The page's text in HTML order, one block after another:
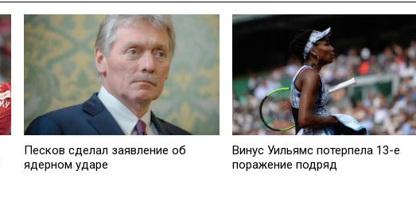
Песков сделал заявление об
ядерном ударе
Винус Уильямс потерпела 13-е
поражение подряд